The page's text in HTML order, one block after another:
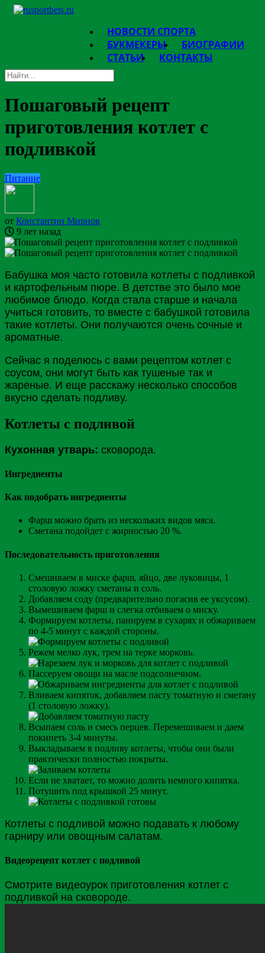
НОВОСТИ СПОРТА
БУКМЕКЕРЫ
БИОГРАФИИ
СТАТЬИ
КОНТАКТЫ
Пошаговый рецепт
приготовления котлет с
подливкой
Питание
от Константин Мирнов
9 лет назад
Бабушка моя часто готовила котлеты с подливкой
и картофельным пюре. В детстве это было мое
любимое блюдо. Когда стала старше и начала
учиться готовить, то вместе с бабушкой готовила
такие котлеты. Они получаются очень сочные и
ароматные.
Сейчас я поделюсь с вами рецептом котлет с
соусом, они могут быть как тушеные так и
жареные. И еще расскажу несколько способов
вкусно сделать подливу.
Котлеты с подливой
Кухонная утварь: сковорода.
Ингредиенты
Как подобрать ингредиенты
Фарш можно брать из нескольких видов мяса.
Сметана подойдет с жирностью 20 %.
Последовательность приготовления
Смешиваем в миске фарш, яйцо, две луковицы, 1
столовую ложку сметаны и соль.
Добавляем соду (предварительно погасив ее уксусом).
Вымешиваем фарш и слегка отбиваем о миску.
Формируем котлеты, панируем в сухарях и обжариваем
по 4-5 минут с каждой стороны.
Режем мелко лук, трем на терке морковь.
Пассеруем овощи на масле подсолнечном.
Вливаем кипяток, добавляем пасту томатную и сметану
(1 столовую ложку).
Всыпаем соль и смесь перцев. Перемешиваем и даем
покипеть 3-4 минуты.
Выкладываем в подливу котлеты, чтобы они были
практически полностью покрыты.
Если не хватает, то можно долить немного кипятка.
Потушить под крышкой 25 минут.
Котлеты с подливой можно подавать к любому
гарниру или овощным салатам.
Видеорецепт котлет с подливой
Cмотрите видеоурок приготовления котлет с
подливкой на сковороде.